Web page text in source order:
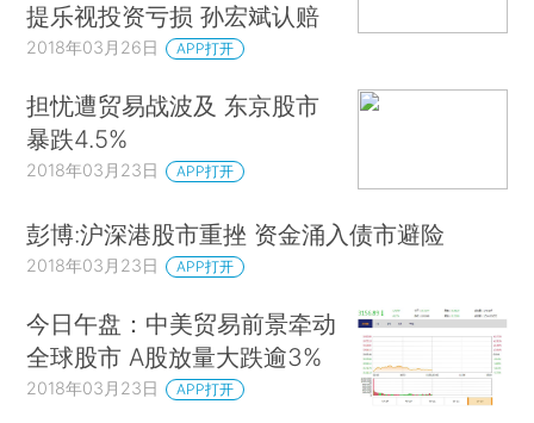
提乐视投资亏损 孙宏斌认赔
2018年03月26日 APP打开
担忧遭贸易战波及 东京股市
暴跌4.5%
2018年03月23日 APP打开
彭博:沪深港股市重挫 资金涌入债市避险
2018年03月23日 APP打开
今日午盘：中美贸易前景牵动
全球股市 A股放量大跌逾3%
2018年03月23日 APP打开